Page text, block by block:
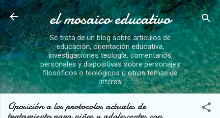
Ir al contenido principal
el mosaico educativo
Se trata de un blog sobre artículos de
educación, orientación educativa,
investigaciones teología, comentarios
personales y diapositivas sobre personajes
filosóficos o teológicos u otros temas de
interes
Oposición a los protocolos actuales de